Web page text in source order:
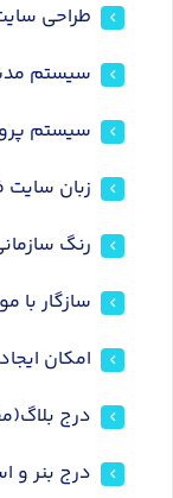
طراحی
سیستم
سیستم
زبان سایت
رنگ
سازگار با
امکان
درج
درج بنر و